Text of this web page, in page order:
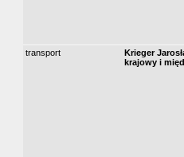
transport
Krieger
krajowy i